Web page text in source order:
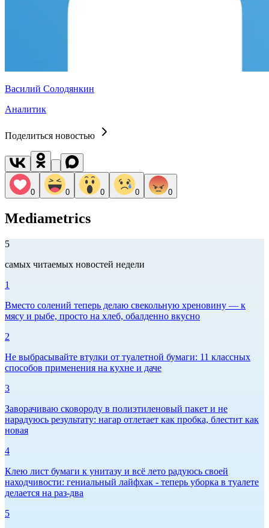
Василий Солодянкин
Аналитик
Поделиться новостью
0 0 0 0 0
Mediametrics
5
самых читаемых новостей недели
1
Вместо солений теперь делаю свекольную хреновину — к
мясу и рыбе, просто на хлеб, обалденно вкусно
2
Не выбрасывайте втулки от туалетной бумаги: 11 классных
способов применения на кухне и даче
3
Заворачиваю сковороду в полиэтиленовый пакет и не
нарадуюсь результату: нагар отлетает как пробка, блестит как
новая
4
Клею лист бумаги к унитазу и всё лето радуюсь своей
находчивости: гениальный лайфхак - теперь уборка в туалете
делается на раз-два
5